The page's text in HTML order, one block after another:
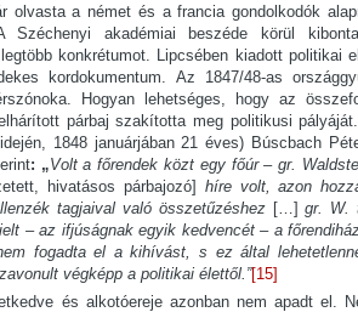
olvasta a német és a francia gondolkodók
Széchenyi akadémiai beszéde körül
konkrétumot. Lipcsében kiadott politikai
kordokumentum. Az 1847/48-as
Hogyan lehetséges, hogy az
párbaj szakította meg politikusi
1848 januárjában 21 éves) Búscbach
: „Volt a főrendek közt egy főúr – gr.
hivatásos párbajozó] híre volt, azon
tagjaival való összetűzéshez […] gr. W.
– az ifjúságnak egyik kedvencét – a
fogadta el a kihívást, s ez által
végképp a politikai élettől.”[15]
és alkotóereje azonban nem apadt el.